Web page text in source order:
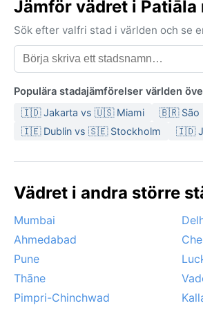
Jämför vädret i Patiāla
Sök efter valfri stad i världen och se
Populära stadajämförelser världen
🇮🇩 Jakarta vs 🇺🇸 Miami 🇧🇷 São
🇮🇪 Dublin vs 🇸🇪 Stockholm
🇮🇩
Vädret i andra större
Mumbai
Ahmedabad
Pune
Thāne
Pimpri-Chinchwad